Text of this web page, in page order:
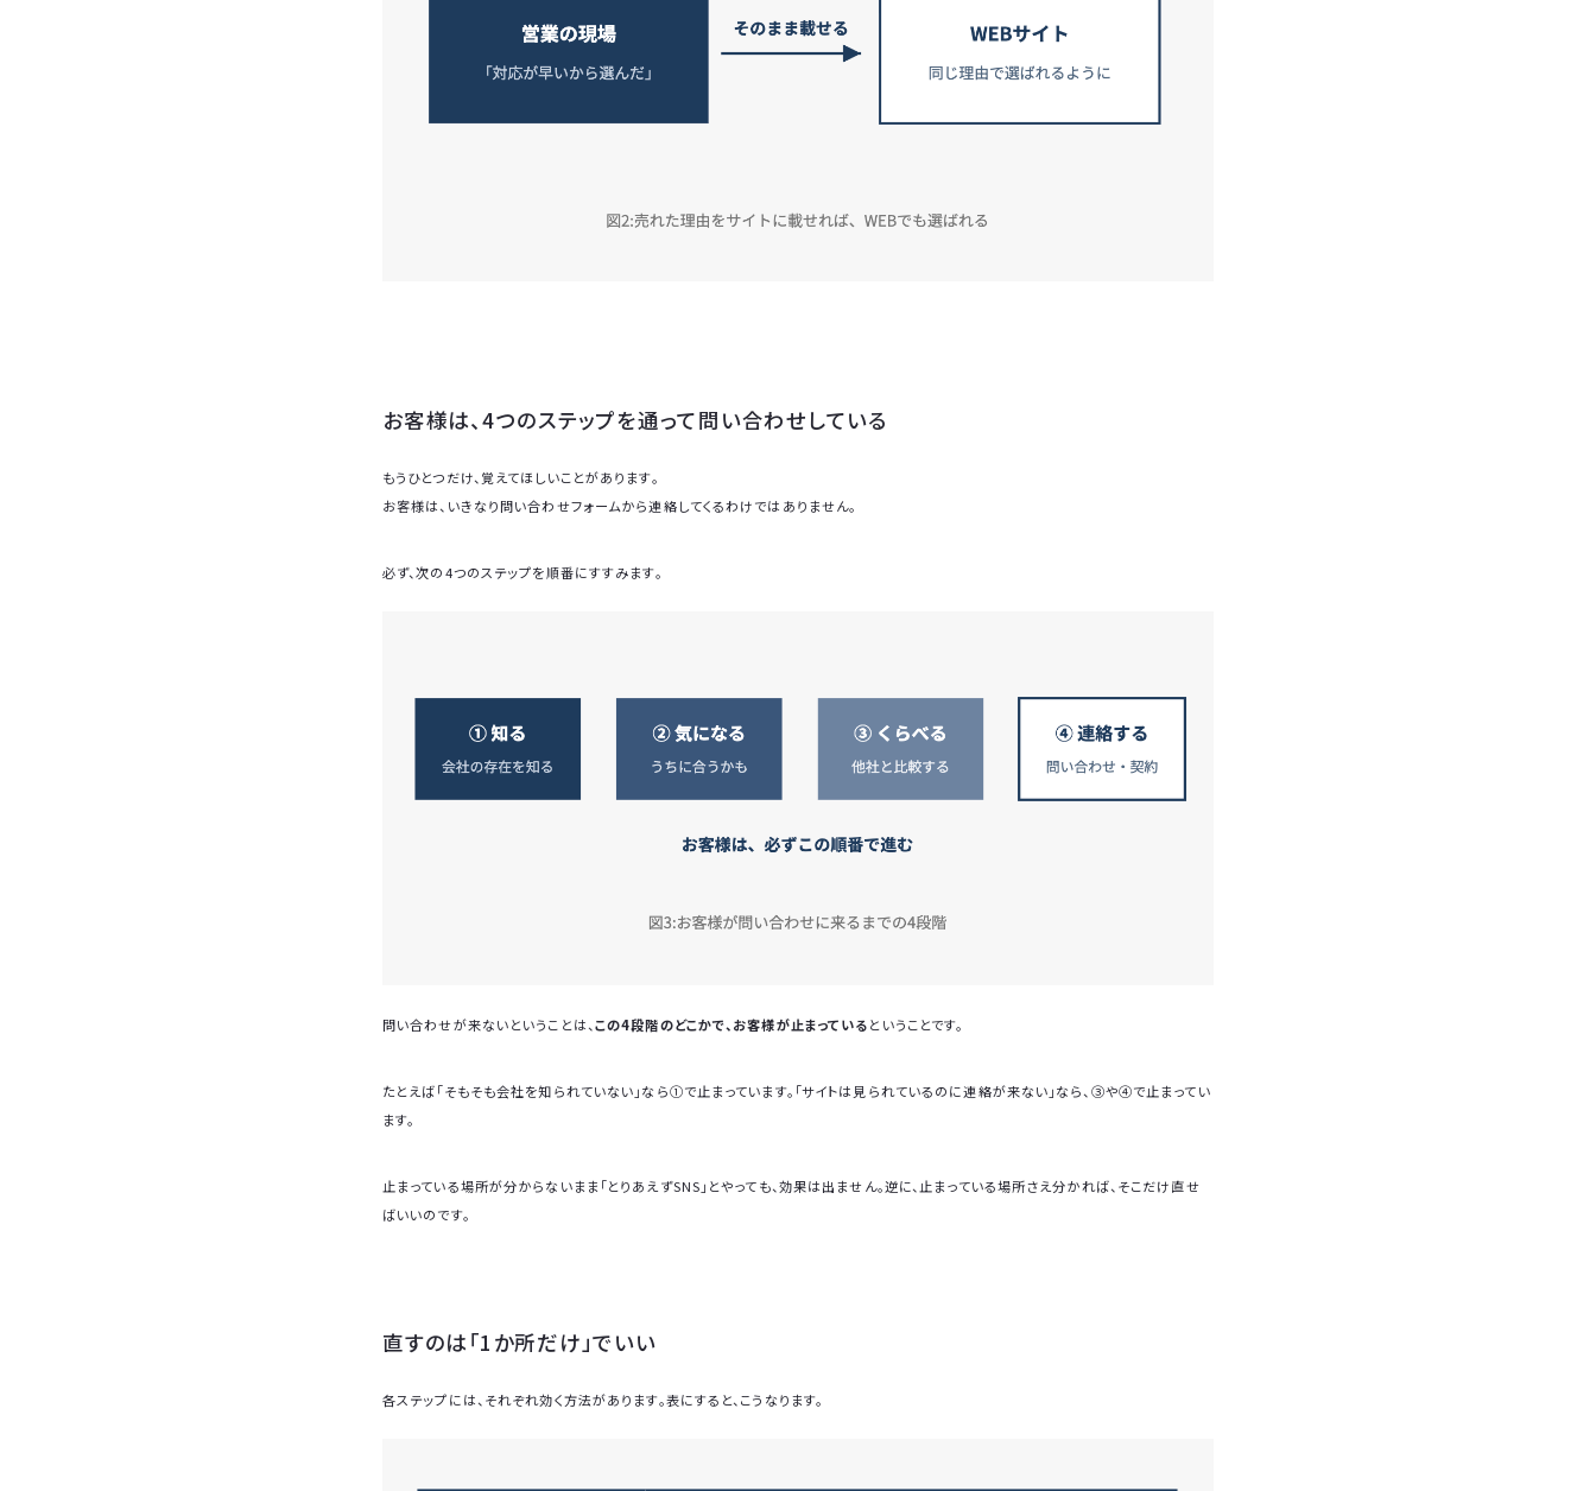
お客様は、4つのステップを通って問い合わせしている
もうひとつだけ、覚えてほしいことがあります。
お客様は、いきなり問い合わせフォームから連絡してくるわけではありません。
必ず、次の4つのステップを順番にすすみます。
問い合わせが来ないということは、この4段階のどこかで、お客様が止まっているということです。
たとえば「そもそも会社を知られていない」なら①で止まっています。「サイトは見られているのに連絡が来ない」なら、③や④で止まってい
ます。
止まっている場所が分からないまま「とりあえずSNS」とやっても、効果は出ません。逆に、止まっている場所さえ分かれば、そこだけ直せ
ばいいのです。
直すのは「1か所だけ」でいい
各ステップには、それぞれ効く方法があります。表にすると、こうなります。